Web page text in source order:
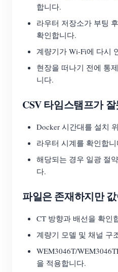
합니다.
라우터 저장소가 부팅
확인합니다.
계량기가 Wi-Fi에 다시
현장을 떠나기 전에 통
니다.
CSV 타임스탬프가
Docker 시간대를 설치
라우터 시계를 확인합니
해당되는 경우 일광 절
다.
파일은 존재하지만
CT 방향과 배선을 확인
계량기 모델 및 채널 구
WEM3046T/
을 적용합니다.